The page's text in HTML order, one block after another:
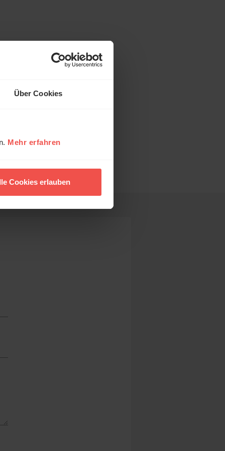
Über Cookies
Mehr erfahren
Cookies erlauben